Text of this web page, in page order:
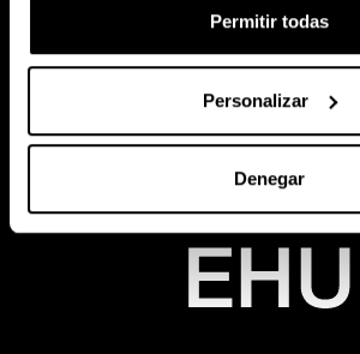
Permitir todas
Personalizar
Denegar